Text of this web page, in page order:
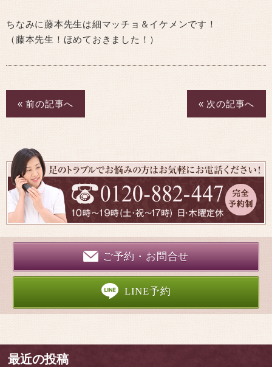
ちなみに藤本先生は細マッチョ＆イケメンです！
（藤本先生！ほめておきました！）
« 前の記事へ « 次の記事へ
ご予約・お問合せ
LINE予約
最近の投稿